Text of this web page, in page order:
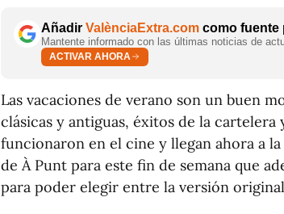
Añadir ValènciaExtra.com como fuente
Mantente informado con las últimas noticias de
ACTIVAR AHORA
Las vacaciones de verano son un buen
clásicas y antiguas, éxitos de la
funcionaron en el cine y llegan ahora a
de À Punt para este fin de semana que
para poder elegir entre la versión